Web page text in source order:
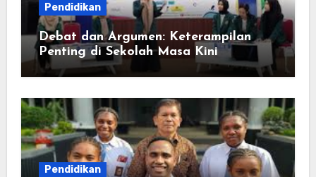
Pendidikan
Debat dan Argumen: Keterampilan
Penting di Sekolah Masa Kini
Pendidikan